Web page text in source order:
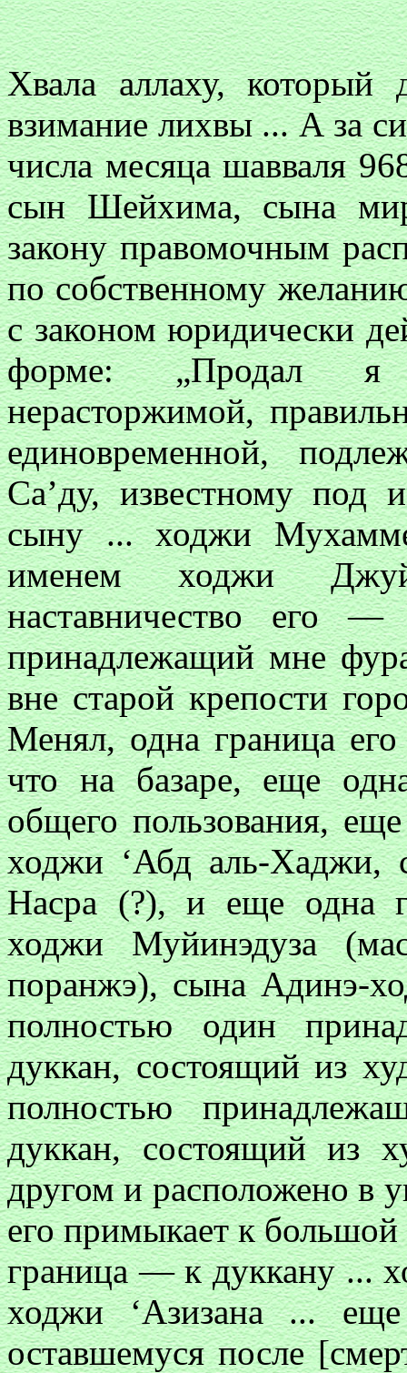
Хвала аллаху, который
взимание лихвы ... А за
числа месяца шавваля
сын Шейхима, сына
закону правомочным
по собственному
с законом юридически
форме: „Продал я
нерасторжимой,
единовременной,
Са’ду, известному под
сыну ... ходжи
именем ходжи
наставничество его
принадлежащий мне
вне старой крепости
Менял, одна граница
что на базаре, еще
общего пользования,
ходжи ‘Абд аль-Хаджи,
Насра (?), и еще одна
ходжи Муйинэдуза
поранжэ), сына Адинэ-
полностью один
дуккан, состоящий из
полностью
дуккан, состоящий из
другом и расположено в
его примыкает к большой
граница — к дуккану ...
ходжи ‘Азизана ...
оставшемуся после